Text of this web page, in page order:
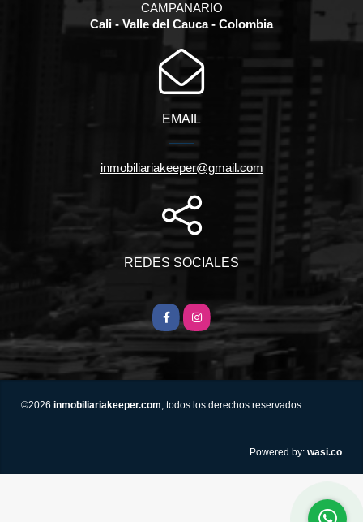
CAMPANARIO
Cali - Valle del Cauca - Colombia
EMAIL
inmobiliariakeeper@gmail.com
REDES SOCIALES
FacebookInstagram
©2026 inmobiliariakeeper.com, todos los derechos reservados.
Powered by: wasi.co